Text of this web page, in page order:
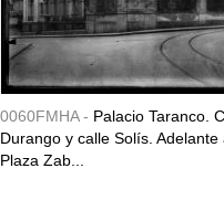
0060FMHA - Palacio Taranco.
Durango y calle Solís.
Plaza Zab...